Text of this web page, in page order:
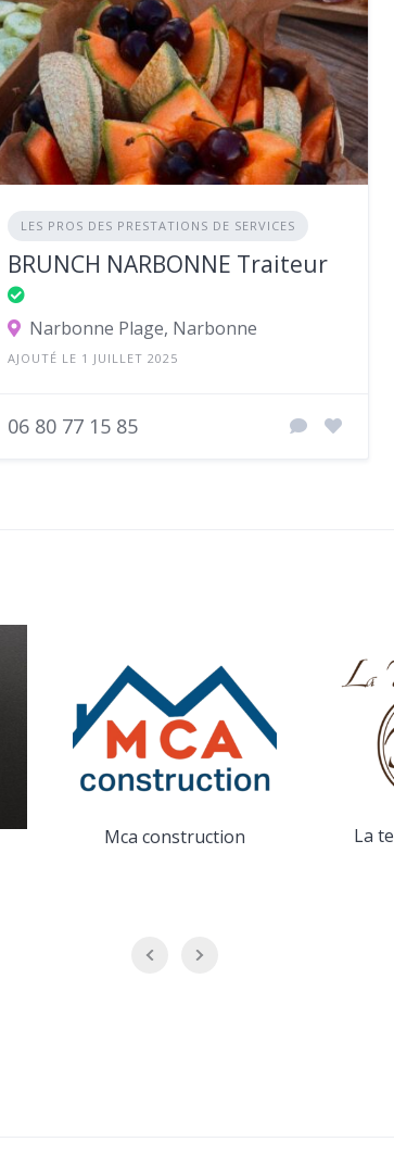
LES PROS DES PRESTATIONS DE SERVICES
BRUNCH NARBONNE Traiteur
Narbonne Plage, Narbonne
AJOUTÉ LE 1 JUILLET 2025
06 80 77 15 85
Mca construction La